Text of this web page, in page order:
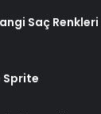
Saç Renkleri
Sprite